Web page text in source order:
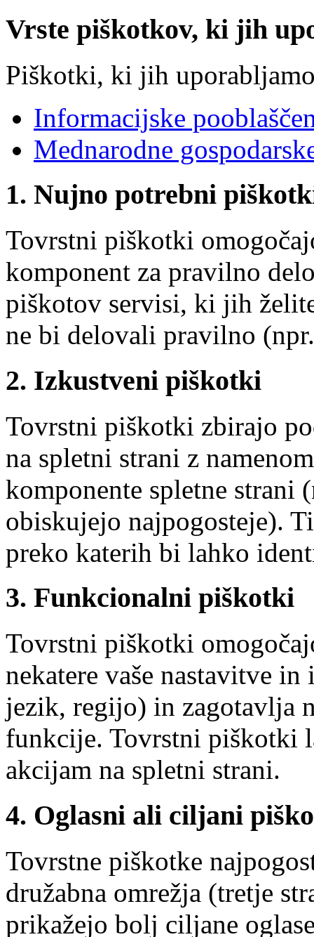
Vrste piškotkov, ki jih
Piškotki, ki jih
Informacijske
Mednarodne
1. Nujno potrebni
Tovrstni piškotki
komponent za pravilno
piškotov servisi, ki jih
ne bi delovali pravilno
2. Izkustveni piškotki
Tovrstni piškotki zbirajo
na spletni strani z
komponente spletne strani
obiskujejo najpogosteje).
preko katerih bi lahko
3. Funkcionalni piškotki
Tovrstni piškotki
nekatere vaše nastavitve
jezik, regijo) in zagotavlja
funkcije. Tovrstni piškotki
akcijam na spletni strani.
4. Oglasni ali ciljani
Tovrstne piškotke
družabna omrežja (tretje
prikažejo bolj ciljane